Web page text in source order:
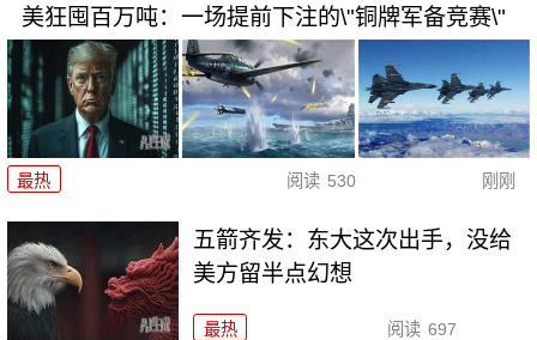
美狂囤百万吨：一场提前下注的\"铜牌军备竞赛\"
最热 阅读 530 刚刚
五箭齐发：东大这次出手，没给
美方留半点幻想
最热 阅读 697